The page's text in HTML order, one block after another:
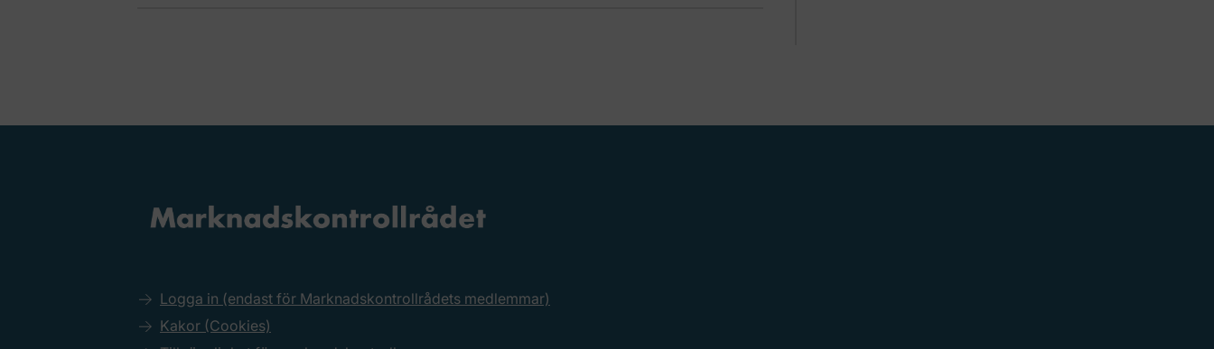
Logga in (endast för Marknadskontrollrådets medlemmar)
Kakor (Cookies)